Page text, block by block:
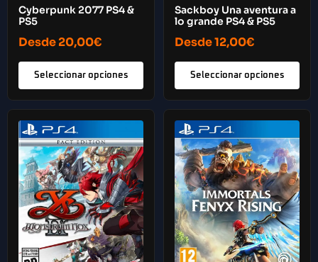
Cyberpunk 2077 PS4 &
PS5
Desde20,00€
Seleccionar opciones
Sackboy Una aventura a
lo grande PS4 & PS5
Desde12,00€
Seleccionar opciones